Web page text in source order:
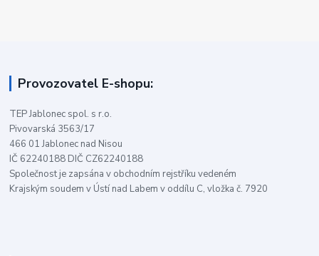
Provozovatel E-shopu:
TEP Jablonec spol. s r.o.
Pivovarská 3563/17
466 01 Jablonec nad Nisou
IČ 62240188 DIČ CZ62240188
Společnost je zapsána v obchodním rejstříku vedeném
Krajským soudem v Ústí nad Labem v oddílu C, vložka č. 7920